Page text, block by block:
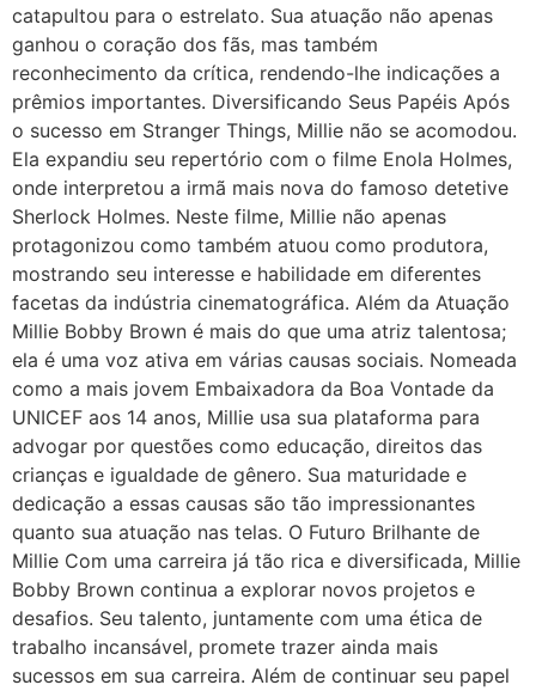
catapultou para o estrelato. Sua atuação não apenas
ganhou o coração dos fãs, mas também
reconhecimento da crítica, rendendo-lhe indicações a
prêmios importantes. Diversificando Seus Papéis Após
o sucesso em Stranger Things, Millie não se acomodou.
Ela expandiu seu repertório com o filme Enola Holmes,
onde interpretou a irmã mais nova do famoso detetive
Sherlock Holmes. Neste filme, Millie não apenas
protagonizou como também atuou como produtora,
mostrando seu interesse e habilidade em diferentes
facetas da indústria cinematográfica. Além da Atuação
Millie Bobby Brown é mais do que uma atriz talentosa;
ela é uma voz ativa em várias causas sociais. Nomeada
como a mais jovem Embaixadora da Boa Vontade da
UNICEF aos 14 anos, Millie usa sua plataforma para
advogar por questões como educação, direitos das
crianças e igualdade de gênero. Sua maturidade e
dedicação a essas causas são tão impressionantes
quanto sua atuação nas telas. O Futuro Brilhante de
Millie Com uma carreira já tão rica e diversificada, Millie
Bobby Brown continua a explorar novos projetos e
desafios. Seu talento, juntamente com uma ética de
trabalho incansável, promete trazer ainda mais
sucessos em sua carreira. Além de continuar seu papel